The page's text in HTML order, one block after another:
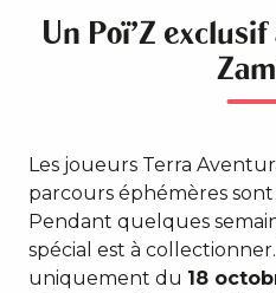
Un Poï’Z
Les joueurs Terra
parcours éphémères
Pendant quelques
spécial est à
uniquement du 18